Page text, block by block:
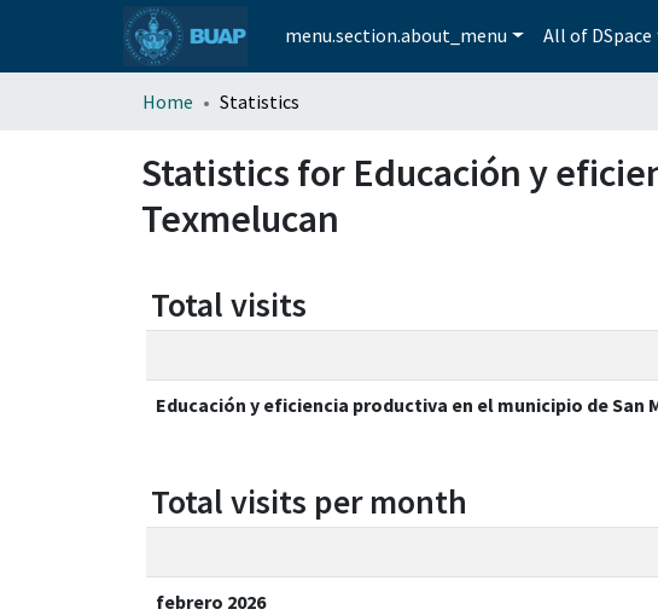
menu.section.about_menu All of DSpace
Home Statistics
Statistics for Educación y
Texmelucan
Total visits
Educación y eficiencia productiva en el municipio de San
Total visits per month
febrero 2026